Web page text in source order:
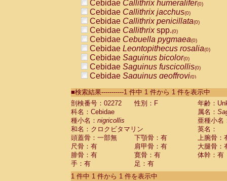
Cebidae Callithrix humeralifer(0)
Cebidae Callithrix jacchus(0)
Cebidae Callithrix penicillata(0)
Cebidae Callithrixspp.(0)
Cebidae Cebuella pygmaea(0)
Cebidae Leontopithecus rosalia(0)
Cebidae Saguinus bicolor(0)
Cebidae Saguinus fuscicollis(0)
Cebidae Saguinus geoffroyi(0)
CebidaeSaguinus labiatus(0)
Cebidae Saguinus leucopus (0)
Cebidae
CebidaeSaguinus mystax
CebidaeSaguinus nigricollis (1)
Cebidae Saguinus oedipus
Cebidae Saguinus weddelli
Cebidae Saguinusspp.
Cebidae Aotus trivirgatus
Cebidae Cebus albifrons
■検索結果-----------1 件中 1 件から 1 件を表示中
剖検番号：02272
性別：F
年齢：
科名：Cebidae
属名：
種小名： nigricollis
亜種小名
和名：クロクビタマリン
英名：
頭蓋骨：一部無
下顎骨：有
上腕骨：
尺骨：有
肩甲骨：有
大腿骨：
腓骨：有
寛骨：有
体幹：有
手：有
足：有
1 件中 1 件から 1 件を表示中